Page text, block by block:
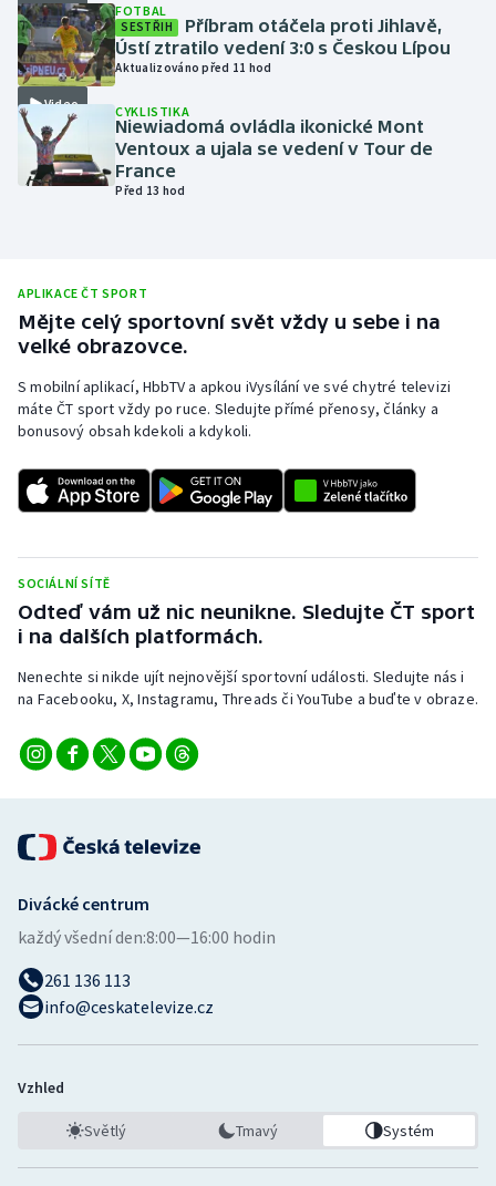
Lezení
Lyže a snowboard
Moderní pětiboj
Motorsport
Plavání
Plážový volejbal
Ragby
Rychlobruslení
Short track
Sportovní střelba
Stolní tenis
Triatlon
Vodní slalom
Ostatní
Video
FOTBAL
SESTŘIH
Příbram otáčela proti Jihlavě,
Ústí ztratilo vedení 3:0 s Českou Lípou
Aktualizováno před 11 hod
CYKLISTIKA
Niewiadomá ovládla ikonické Mont
Ventoux a ujala se vedení v Tour de
France
Před 13 hod
APLIKACE ČT SPORT
Mějte celý sportovní svět vždy u sebe i na
velké obrazovce.
S mobilní aplikací, HbbTV a apkou iVysílání ve své chytré televizi
máte ČT sport vždy po ruce. Sledujte přímé přenosy, články a
bonusový obsah kdekoli a kdykoli.
SOCIÁLNÍ SÍTĚ
Odteď vám už nic neunikne. Sledujte ČT sport
i na dalších platformách.
Nenechte si nikde ujít nejnovější sportovní události. Sledujte nás i
na Facebooku, X, Instagramu, Threads či YouTube a buďte v obraze.
Divácké centrum
každý všední den:8:00—16:00 hodin
261 136 113
info@ceskatelevize.cz
Vzhled
Světlý Tmavý Systém